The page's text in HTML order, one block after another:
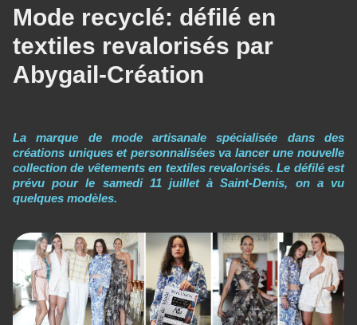
Mode recyclé: défilé en
textiles revalorisés par
Abygail-Création
La marque de mode artisanale spécialisée dans des
créations uniques et personnalisées va lancer une nouvelle
collection de vêtements en textiles revalorisés. Le défilé est
prévu pour le samedi 11 juillet à Saint-Denis, on a vu
quelques modèles.